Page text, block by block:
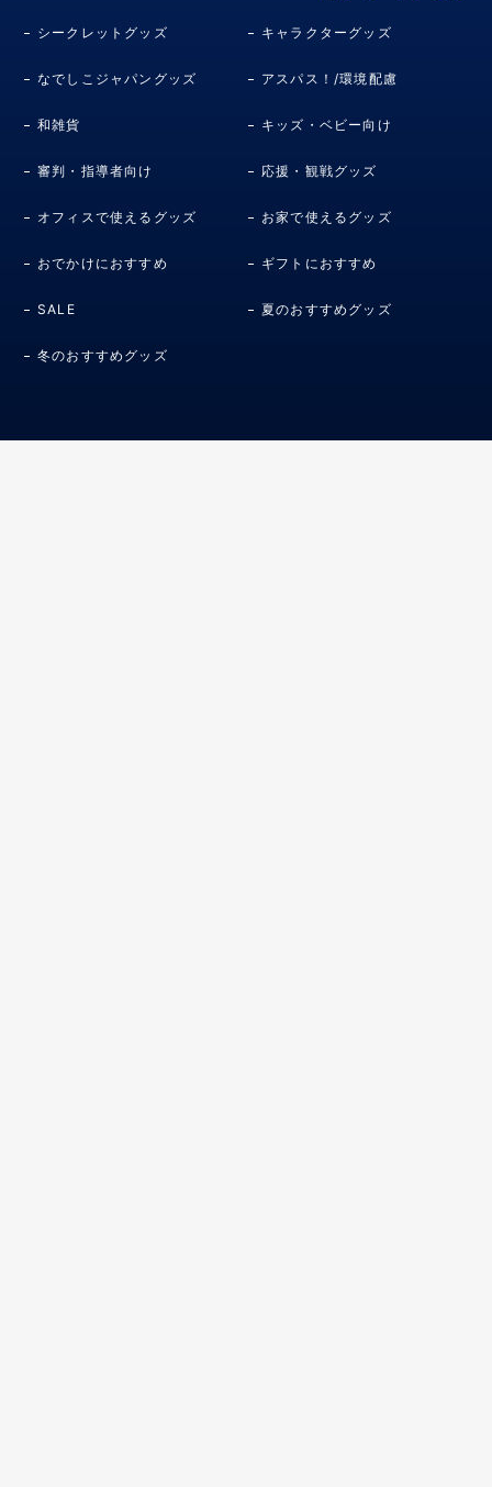
シークレットグッズ キャラクターグッズ
なでしこジャパングッズ アスパス！/環境配慮
和雑貨 キッズ・ベビー向け
審判・指導者向け 応援・観戦グッズ
オフィスで使えるグッズ お家で使えるグッズ
おでかけにおすすめ ギフトにおすすめ
SALE 夏のおすすめグッズ
冬のおすすめグッズ